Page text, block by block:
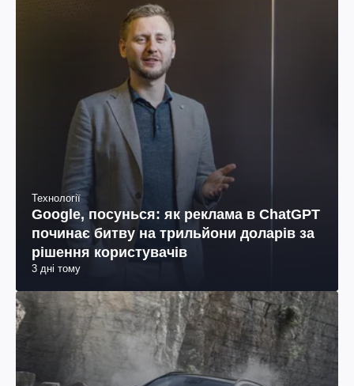
Технології
Google, посунься: як реклама в ChatGPT
починає битву на трильйони доларів за
рішення користувачів
3 дні тому